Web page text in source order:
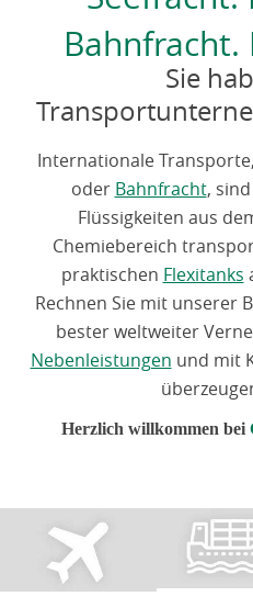
Bahnfracht.
Sie
Internationale
oder Bahnfracht,
Flüssigkeiten aus
Chemiebereich
praktischen Flexitanks
Rechnen Sie mit unserer
bester weltweiter
Nebenleistungen und mit
Herzlich willkommen bei